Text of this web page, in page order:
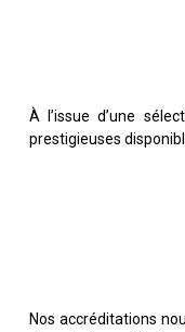
À l’issue d’une
prestigieuses
Nos accréditations